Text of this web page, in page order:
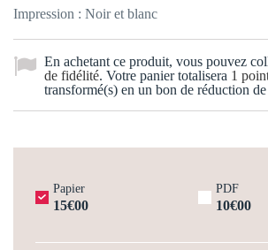
Impression : Noir et blanc
En achetant ce produit, vous pouvez
de fidélité. Votre panier totalisera 1
transformé(s) en un bon de réduction de
Papier
15€00
PDF
10€00